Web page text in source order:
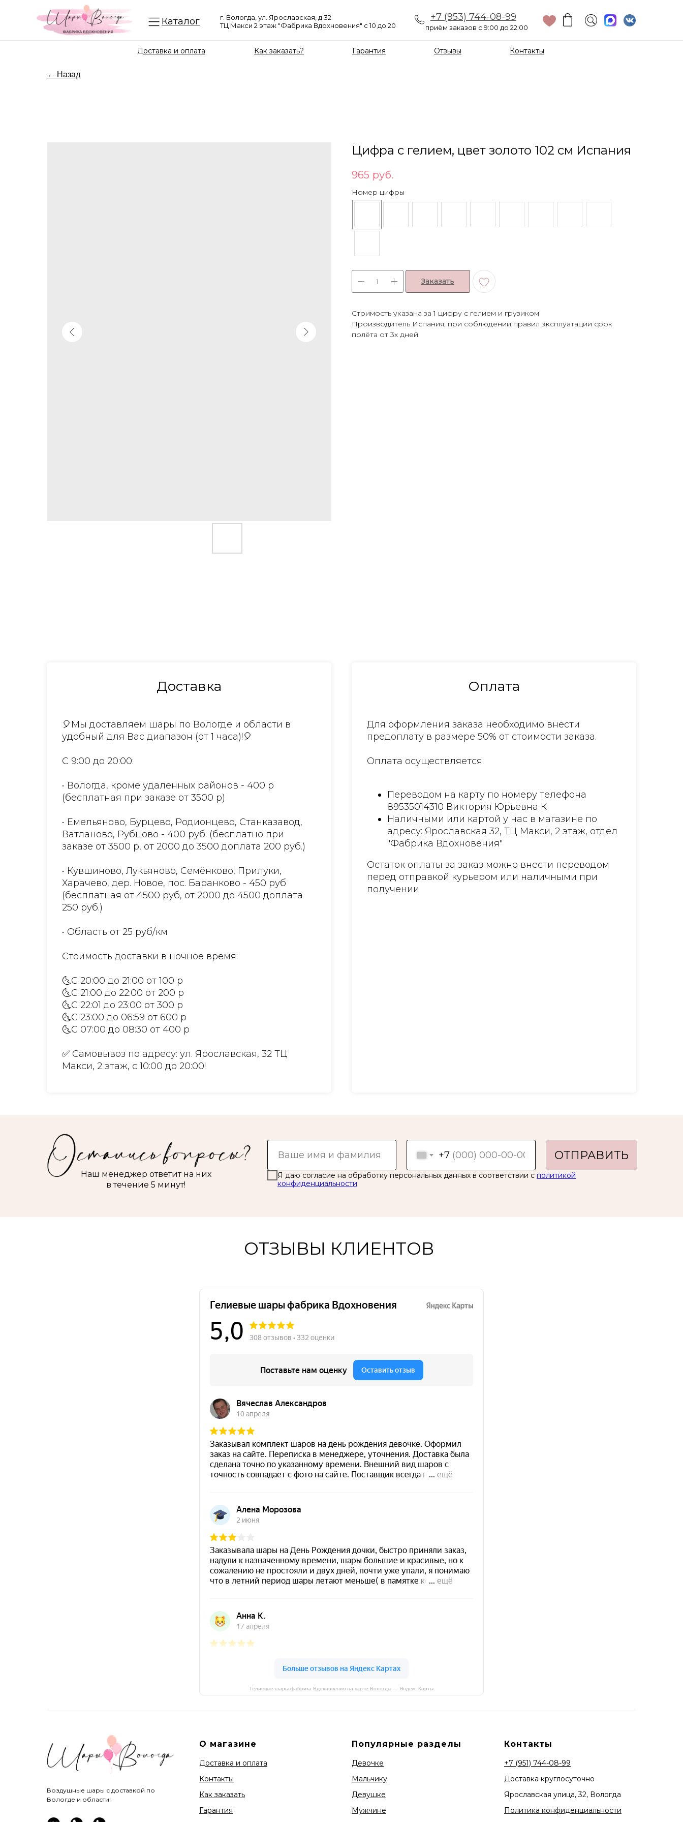
+7 (953) 744-08-99
Каталог
приём заказов с 9:00 до 22:00
г. Вологда, ул. Ярославская, д 32
ТЦ Макси 2 этаж "Фабрика Вдохновения" с 10 до 20
Доставка и оплата Как заказать? Гарантия Отзывы Контакты
← Назад
Цифра с гелием, цвет золото 102 см Испания
965 руб.
Номер цифры
Заказать
Стоимость указана за 1 цифру с гелием и грузиком
Производитель Испания, при соблюдении правил эксплуатации срок
полёта от 3х дней
Доставка
🎈Мы доставляем шары по Вологде и области в
удобный для Вас диапазон (от 1 часа)!🎈
С 9:00 до 20:00:
• Вологда, кроме удаленных районов - 400 р
(бесплатная при заказе от 3500 р)
• Емельяново, Бурцево, Родионцево, Станказавод,
Ватланово, Рубцово - 400 руб. (бесплатно при
заказе от 3500 р, от 2000 до 3500 доплата 200 руб.)
• Кувшиново, Лукьяново, Семёнково, Прилуки,
Харачево, дер. Новое, пос. Баранково - 450 руб
(бесплатная от 4500 руб, от 2000 до 4500 доплата
250 руб.)
• Область от 25 руб/км
Стоимость доставки в ночное время:
🌜С 20:00 до 21:00 от 100 р
🌜С 21:00 до 22:00 от 200 р
🌜С 22:01 до 23:00 от 300 р
🌜С 23:00 до 06:59 от 600 р
🌜С 07:00 до 08:30 от 400 р
✅ Самовывоз по адресу: ул. Ярославская, 32 ТЦ
Макси, 2 этаж, с 10:00 до 20:00!
Оплата
Для оформления заказа необходимо внести
предоплату в размере 50% от стоимости заказа.
Оплата осуществляется:
Переводом на карту по номеру телефона
89535014310 Виктория Юрьевна К
Наличными или картой у нас в магазине по
адресу: Ярославская 32, ТЦ Макси, 2 этаж, отдел
"Фабрика Вдохновения"
Остаток оплаты за заказ можно внести переводом
перед отправкой курьером или наличными при
получении
+7
Я даю согласие на обработку персональных данных в соответствии с политикой
конфиденциальности
ОТПРАВИТЬ
Наш менеджер ответит на них
в течение 5 минут!
ОТЗЫВЫ КЛИЕНТОВ
Гелиевые шары фабрика Вдохновения на карте Вологды — Яндекс Карты
Воздушные шары с доставкой по
Вологде и области!
Контакты
+7 (951) 744-08-99
Доставка круглосуточно
Ярославская улица, 32, Вологда
Политика конфиденциальности
О магазине
Доставка и оплата
Контакты
Как заказать
Гарантия
Популярные разделы
Девочке
Мальчику
Девушке
Мужчине